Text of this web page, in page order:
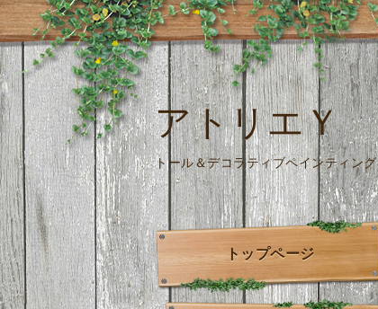
アトリエＹ
トール＆デコラティブペインティング
トップページ